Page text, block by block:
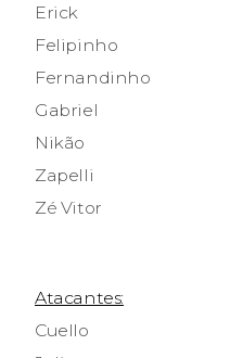
Erick
Felipinho
Fernandinho
Gabriel
Nikão
Zapelli
Zé Vitor
Atacantes:
Cuello